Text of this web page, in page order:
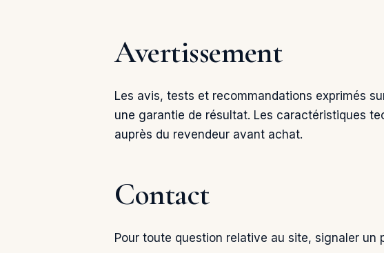
Avertissement
Les avis, tests et recommandations exprimés
une garantie de résultat. Les caractéristiques
auprès du revendeur avant achat.
Contact
Pour toute question relative au site, signaler un